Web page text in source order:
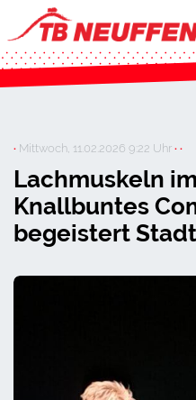
· Mittwoch, 11.02.2026 9:22 Uhr· ·
Lachmuskeln
Knallbuntes
begeistert